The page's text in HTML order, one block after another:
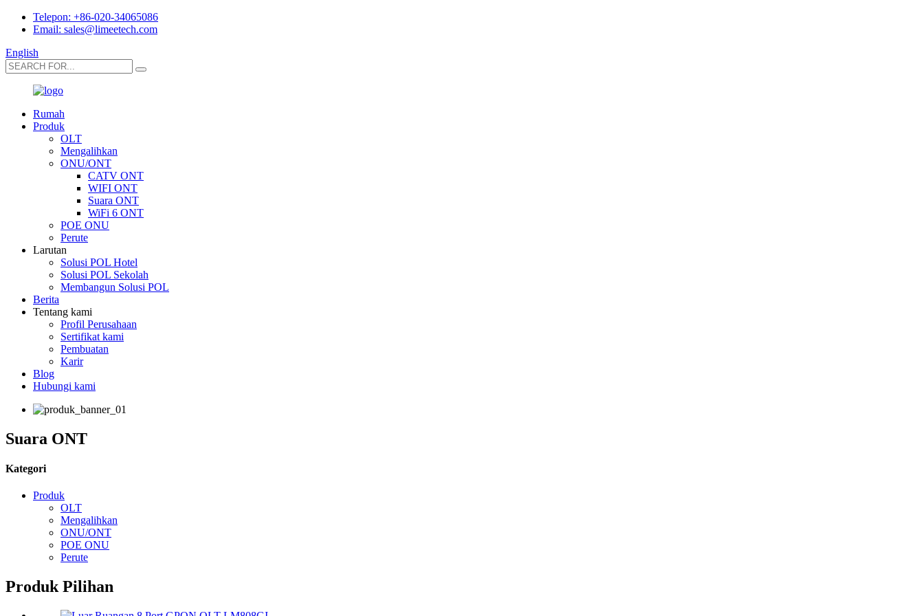
Telepon: +86-020-34065086
Email: sales@limeetech.com
English
Rumah
Produk
OLT
Mengalihkan
ONU/ONT
CATV ONT
WIFI ONT
Suara ONT
WiFi 6 ONT
POE ONU
Perute
Larutan
Solusi POL Hotel
Solusi POL Sekolah
Membangun Solusi POL
Berita
Tentang kami
Profil Perusahaan
Sertifikat kami
Pembuatan
Karir
Blog
Hubungi kami
Suara ONT
Kategori
Produk
OLT
Mengalihkan
ONU/ONT
POE ONU
Perute
Produk Pilihan